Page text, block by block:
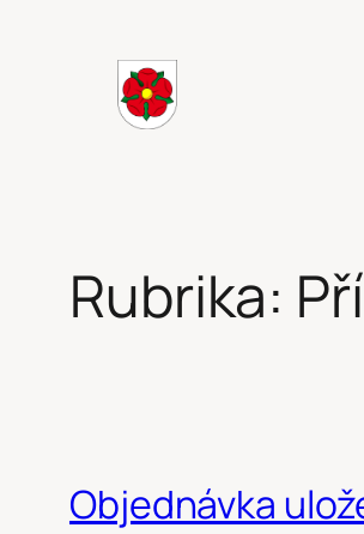
Rubrika:
Objednávka